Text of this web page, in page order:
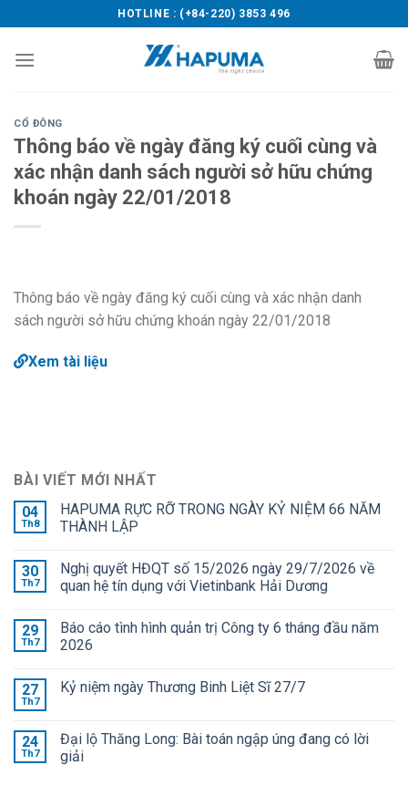
to
content
HOTLINE : (+84-220) 3853 496
CỔ ĐÔNG
Thông báo về ngày đăng ký cuối cùng và
xác nhận danh sách người sở hữu chứng
khoán ngày 22/01/2018
Thông báo về ngày đăng ký cuối cùng và xác nhận danh
sách người sở hữu chứng khoán ngày 22/01/2018
Xem tài liệu
BÀI VIẾT MỚI NHẤT
04
Th8
HAPUMA RỰC RỠ TRONG NGÀY KỶ NIỆM 66 NĂM
THÀNH LẬP
30
Th7
Nghị quyết HĐQT số 15/2026 ngày 29/7/2026 về
quan hệ tín dụng với Vietinbank Hải Dương
29
Th7
Báo cáo tình hình quản trị Công ty 6 tháng đầu năm
2026
27
Th7
Kỷ niệm ngày Thương Binh Liệt Sĩ 27/7
24
Th7
Đại lộ Thăng Long: Bài toán ngập úng đang có lời
giải